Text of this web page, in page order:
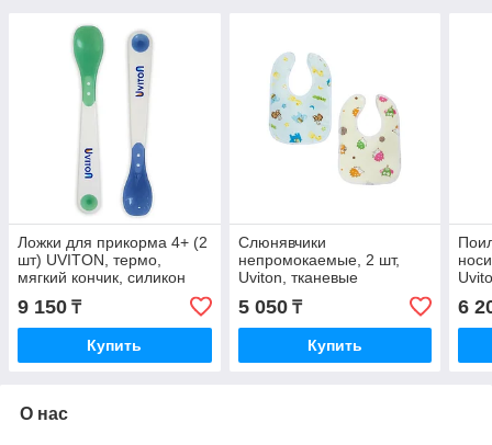
Ложки для прикорма 4+ (2
шт) UVITON, термо,
мягкий кончик, силикон
BPA-free
9 150 ₸
Купить
Слюнявчики
непромокаемые, 2 шт,
Uviton, тканевые
5 050₸
Купить
6
О нас